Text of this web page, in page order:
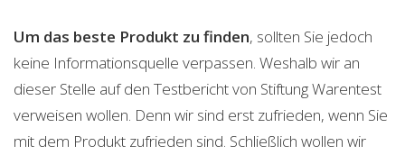
Um das beste Produkt zu finden, sollten Sie jedoch
keine Informationsquelle verpassen. Weshalb wir an
dieser Stelle auf den Testbericht von Stiftung Warentest
verweisen wollen. Denn wir sind erst zufrieden, wenn Sie
mit dem Produkt zufrieden sind. Schließlich wollen wir